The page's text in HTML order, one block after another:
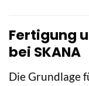
Fertigung
bei SKANA
Die Grundlage